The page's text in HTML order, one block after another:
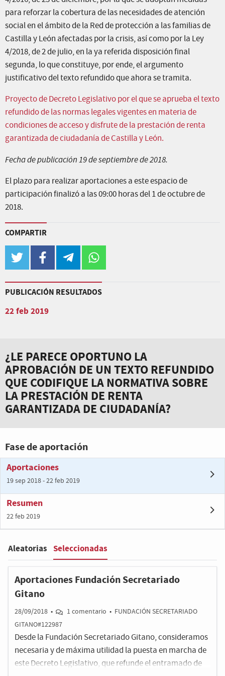
para reforzar la cobertura de las necesidades de atención
social en el ámbito de la Red de protección a las familias de
Castilla y León afectadas por la crisis, así como por la Ley
4/2018, de 2 de julio, en la ya referida disposición final
segunda, lo que constituye, por ende, el argumento
justificativo del texto refundido que ahora se tramita.
Proyecto de Decreto Legislativo por el que se aprueba el texto
refundido de las normas legales vigentes en materia de
condiciones de acceso y disfrute de la prestación de renta
garantizada de ciudadanía de Castilla y León.
Fecha de publicación 19 de septiembre de 2018.
El plazo para realizar aportaciones a este espacio de
participación finalizó a las 09:00 horas del 1 de octubre de
2018.
COMPARTIR
twitter facebook telegram
PUBLICACIÓN RESULTADOS
22 feb 2019
¿LE PARECE OPORTUNO LA
APROBACIÓN DE UN TEXTO REFUNDIDO
QUE CODIFIQUE LA NORMATIVA SOBRE
LA PRESTACIÓN DE RENTA
GARANTIZADA DE CIUDADANÍA?
Fase de aportación
Aportaciones
19 sep 2018 - 22 feb 2019
Resumen
22 feb 2019
Filter:
Aleatorias Seleccionadas
Aportaciones Fundación Secretariado
Gitano
28/09/2018 • 1 comentario • FUNDACIÓN SECRETARIADO
GITANO#122987
Desde la Fundación Secretariado Gitano, consideramos
necesaria y de máxima utilidad la puesta en marcha de
este Decreto Legislativo, que refunde el entramado de